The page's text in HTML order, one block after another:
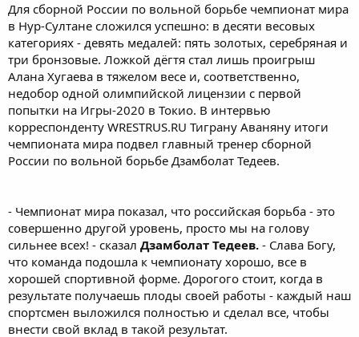
Для сборной России по вольной борьбе чемпионат мира
в Нур-Султане сложился успешно: в десяти весовых
категориях - девять медалей: пять золотых, серебряная и
три бронзовые. Ложкой дёгтя стал лишь проигрыш
Алана Хугаева в тяжелом весе и, соответственно,
недобор одной олимпийской лицензии с первой
попытки на Игры-2020 в Токио. В интервью
корреспонденту WRESTRUS.RU Тиграну Аваняну итоги
чемпионата мира подвел главный тренер сборной
России по вольной борьбе Дзамболат Тедеев.
- Чемпионат мира показал, что российская борьба - это
совершенно другой уровень, просто мы на голову
сильнее всех! - сказал Дзамболат Тедеев. - Слава Богу,
что команда подошла к чемпионату хорошо, все в
хорошей спортивной форме. Дорогого стоит, когда в
результате получаешь плоды своей работы - каждый наш
спортсмен выложился полностью и сделал все, чтобы
внести свой вклад в такой результат.